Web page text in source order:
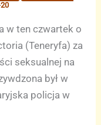
w ten czwartek o
(Teneryfa) za
seksualnej na
był w
policja w